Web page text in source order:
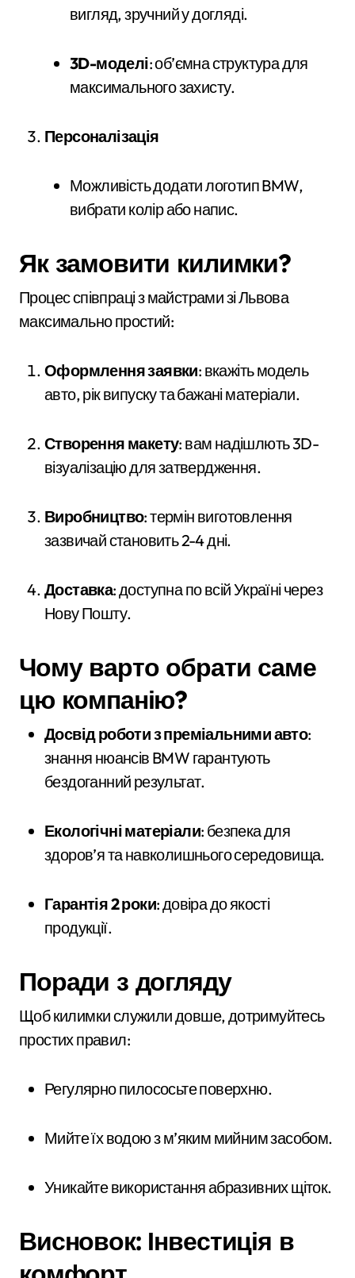
вигляд, зручний у догляді.
3D-моделі: об’ємна структура для
максимального захисту.
Персоналізація
Можливість додати логотип BMW,
вибрати колір або напис.
Як замовити килимки?
Процес співпраці з майстрами зі Львова
максимально простий:
Оформлення заявки: вкажіть модель
авто, рік випуску та бажані матеріали.
Створення макету: вам надішлють 3D-
візуалізацію для затвердження.
Виробництво: термін виготовлення
зазвичай становить 2-4 дні.
Доставка: доступна по всій Україні через
Нову Пошту.
Чому варто обрати саме
цю компанію?
Досвід роботи з преміальними авто:
знання нюансів BMW гарантують
бездоганний результат.
Екологічні матеріали: безпека для
здоров’я та навколишнього середовища.
Гарантія 2 роки: довіра до якості
продукції.
Поради з догляду
Щоб килимки служили довше, дотримуйтесь
простих правил:
Регулярно пилососьте поверхню.
Мийте їх водою з м’яким мийним засобом.
Уникайте використання абразивних щіток.
Висновок: Інвестиція в